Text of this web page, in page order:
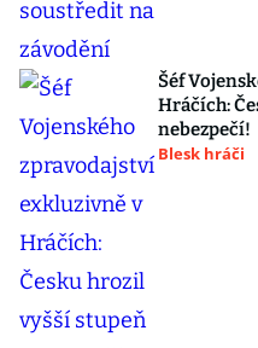
Šéf
Hráčích:
nebezpečí!
Blesk hráči